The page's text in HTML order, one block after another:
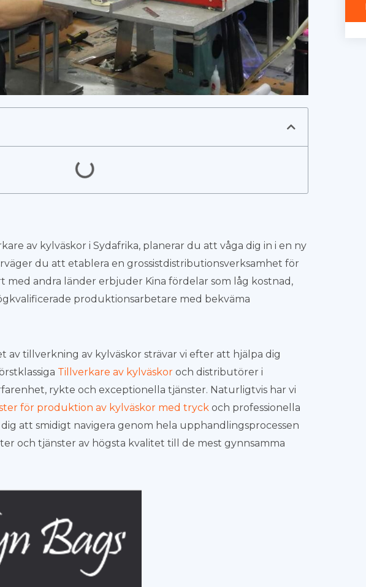
av kylväskor i Sydafrika, planerar du att våga dig in i en ny
du att etablera en grossistdistributionsverksamhet för
med andra länder erbjuder Kina fördelar som låg kostnad,
produktionsarbetare med bekväma
av tillverkning av kylväskor strävar vi efter att hjälpa dig
Tillverkare av kylväskor och distributörer i
rykte och exceptionella tjänster. Naturligtvis har vi
för produktion av kylväskor med tryck och professionella
att smidigt navigera genom hela upphandlingsprocessen
och tjänster av högsta kvalitet till de mest gynnsamma